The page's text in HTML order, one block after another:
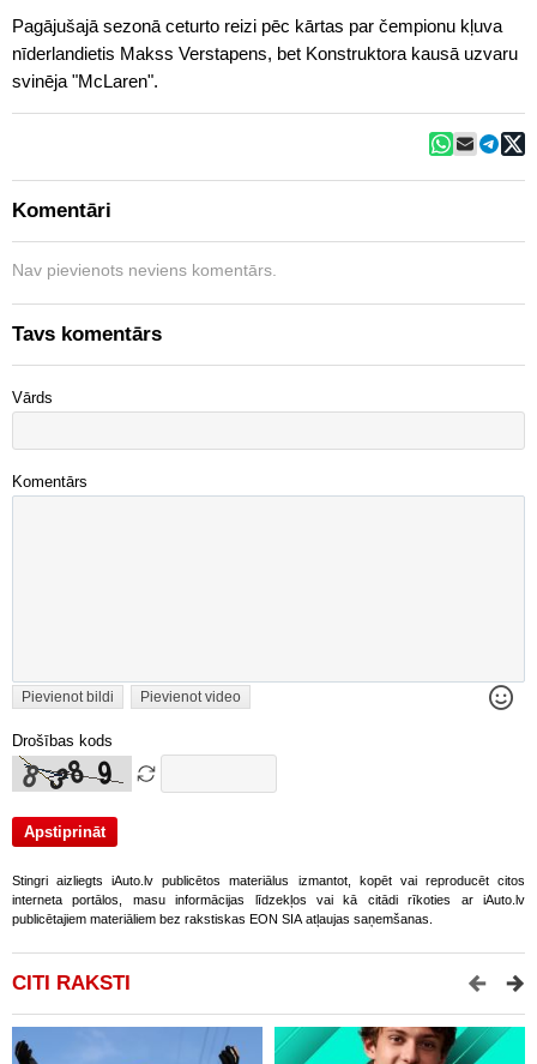
Pagājušajā sezonā ceturto reizi pēc kārtas par čempionu kļuva
nīderlandietis Makss Verstapens, bet Konstruktora kausā uzvaru
svinēja "McLaren".
Komentāri
Nav pievienots neviens komentārs.
Tavs komentārs
Vārds
Komentārs
Pievienot bildi Pievienot video
Drošības kods
Stingri aizliegts iAuto.lv publicētos materiālus izmantot, kopēt vai reproducēt citos
interneta portālos, masu informācijas līdzekļos vai kā citādi rīkoties ar iAuto.lv
publicētajiem materiāliem bez rakstiskas EON SIA atļaujas saņemšanas.
CITI RAKSTI